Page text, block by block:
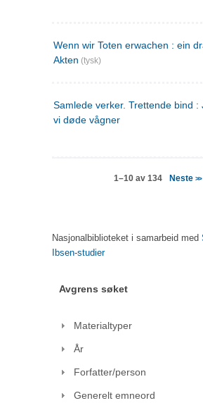
Wenn wir Toten erwachen : ein
Akten (tysk)
Samlede verker. Trettende bind
vi døde vågner
1–10 av 134 Neste >>
Nasjonalbiblioteket i samarbeid med
Ibsen-studier
Avgrens søket
Materialtyper
År
Forfatter/person
Generelt emneord